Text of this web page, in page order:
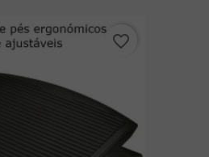
favorite_border